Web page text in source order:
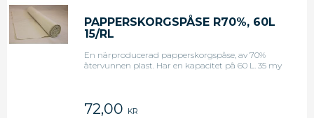
PAPPERSKORGSPÅSE R70%, 60L
15/RL
En närproducerad papperskorgspåse, av 70%
återvunnen plast. Har en kapacitet på 60 L. 35 my
72,00 KR